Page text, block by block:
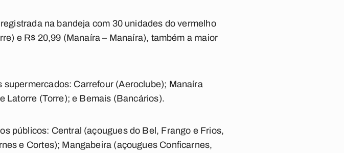
na bandeja com 30 unidades do vermelho
e R$ 20,99 (Manaíra – Manaíra), também a maior
Carrefour (Aeroclube); Manaíra
Latorre (Torre); e Bemais (Bancários).
públicos: Central (açougues do Bel, Frango e Frios,
e Cortes); Mangabeira (açougues Conficarnes,